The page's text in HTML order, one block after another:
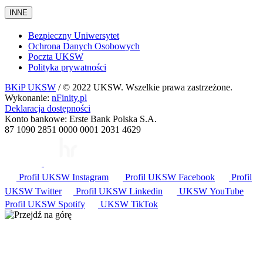
INNE
Bezpieczny Uniwersytet
Ochrona Danych Osobowych
Poczta UKSW
Polityka prywatności
BKiP UKSW / © 2022 UKSW. Wszelkie prawa zastrzeżone.
Wykonanie: nFinity.pl
Deklaracja dostępności
Konto bankowe: Erste Bank Polska S.A.
87 1090 2851 0000 0001 2031 4629
Profil UKSW Instagram Profil UKSW Facebook
Profil
UKSW Twitter Profil UKSW Linkedin UKSW YouTube
Profil UKSW Spotify UKSW TikTok